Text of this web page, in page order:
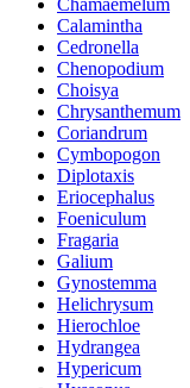
Chamaemelum
Calamintha
Cedronella
Chenopodium
Choisya
Chrysanthemum
Coriandrum
Cymbopogon
Diplotaxis
Eriocephalus
Foeniculum
Fragaria
Galium
Gynostemma
Helichrysum
Hierochloe
Hydrangea
Hypericum